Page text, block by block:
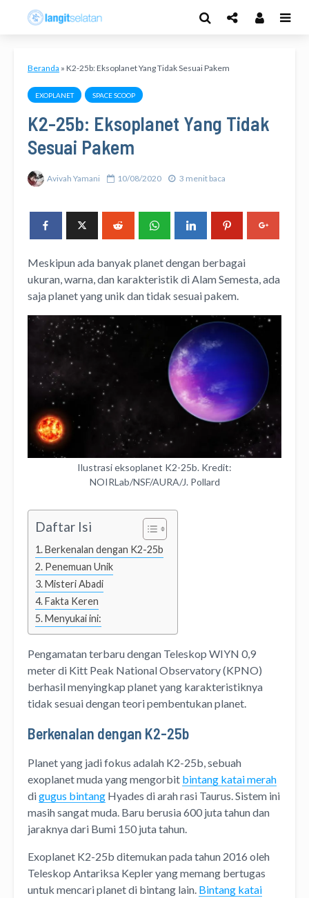
Beranda » K2-25b: Eksoplanet Yang Tidak Sesuai Pakem
EXOPLANET SPACE SCOOP
K2-25b: Eksoplanet Yang Tidak
Sesuai Pakem
Avivah Yamani 10/08/2020 3 menit baca
Meskipun ada banyak planet dengan berbagai
ukuran, warna, dan karakteristik di Alam Semesta, ada
saja planet yang unik dan tidak sesuai pakem.
Ilustrasi eksoplanet K2-25b. Kredit:
NOIRLab/NSF/AURA/J. Pollard
Daftar Isi
Berkenalan dengan K2-25b
Penemuan Unik
Misteri Abadi
Fakta Keren
Menyukai ini:
Pengamatan terbaru dengan Teleskop WIYN 0,9
meter di Kitt Peak National Observatory (KPNO)
berhasil menyingkap planet yang karakteristiknya
tidak sesuai dengan teori pembentukan planet.
Berkenalan dengan K2-25b
Planet yang jadi fokus adalah K2-25b, sebuah
exoplanet muda yang mengorbit bintang katai merah
digugus bintang Hyades di arah rasi Taurus. Sistem ini
masih sangat muda. Baru berusia 600 juta tahun dan
jaraknya dari Bumi 150 juta tahun.
Exoplanet K2-25b ditemukan pada tahun 2016 oleh
Teleskop Antariksa Kepler yang memang bertugas
untuk mencari planet di bintang lain. Bintang katai